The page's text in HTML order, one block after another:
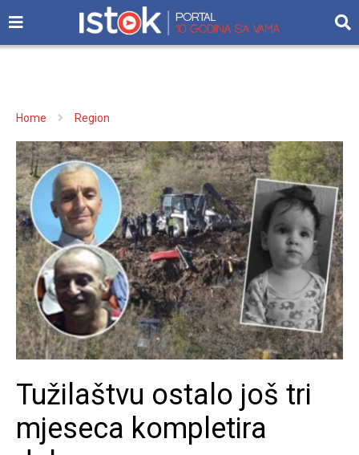
Home Region
Tužilaštvu ostalo još tri
mjeseca kompletira